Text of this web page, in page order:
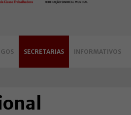
SECRETARIAS INFORMATIVOS